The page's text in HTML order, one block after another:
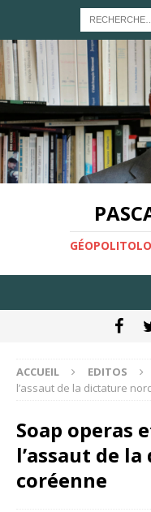
ACCUEIL EDITOS
l’assaut de la dictature
Soap operas
l’assaut de
coréenne